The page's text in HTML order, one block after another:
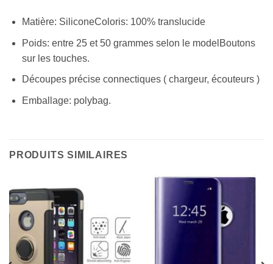
Matière: SiliconeColoris: 100% translucide
Poids: entre 25 et 50 grammes selon le modelBoutons
sur les touches.
Découpes précise connectiques ( chargeur, écouteurs )
Emballage: polybag.
PRODUITS SIMILAIRES